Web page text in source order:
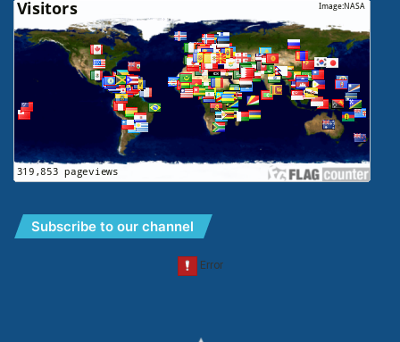
Subscribe to our channel